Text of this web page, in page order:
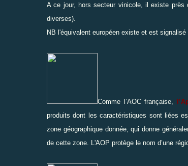
A ce jour, hors secteur vinicole, il existe près
diverses).
NB l'équivalent européen existe et est
Comme l’AOC française,
produits dont les caractéristiques sont liées
zone géographique donnée, qui donne
de cette zone. L'AOP protège le nom d’une